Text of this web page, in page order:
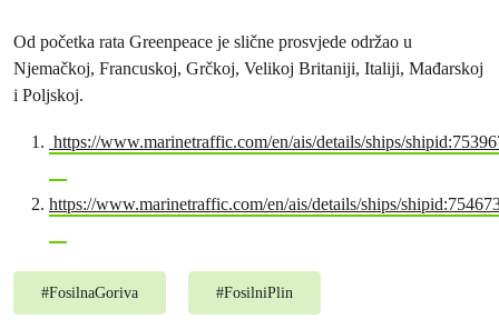
Od početka rata Greenpeace je slične prosvjede održao u
Njemačkoj, Francuskoj, Grčkoj, Velikoj Britaniji, Italiji, Mađarskoj
i Poljskoj.
https://www.marinetraffic.com/en/ais/details/ships/
https://www.marinetraffic.com/en/ais/details/ships/
#FosilnaGoriva #FosilniPlin